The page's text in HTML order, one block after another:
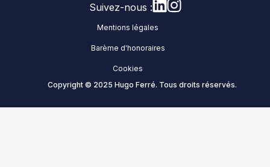
Suivez-nous :
Copyright © 2025 Hugo Ferré. Tous droits réservés.
Mentions légales
Barème d'honoraires
Cookies